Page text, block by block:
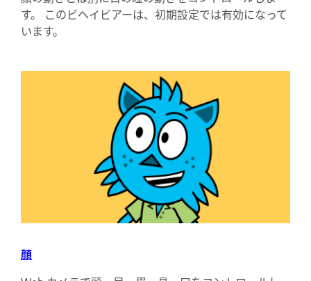
す。 このビヘイビアーは、初期設定では有効になって
います。
顔